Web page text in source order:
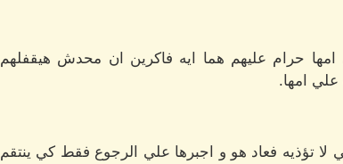
حرام عليهم هما ايه فاكرين ان محدش هيقفلهم
علي امها.
تؤذيه فعاد هو و اجبرها علي الرجوع فقط كي ينتقم